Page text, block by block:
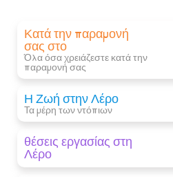
Κατά την παραμονή
σας στο
Όλα όσα χρειάζεστε κατά την
παραμονή σας​
Η Ζωή στην Λέρο
Τα μέρη των ντόπιων
θέσεις εργασίας στη
Λέρο